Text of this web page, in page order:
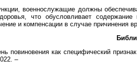
военнослужащие должны
что обусловливает
и компенсации в случае
повиновения как специфический
–